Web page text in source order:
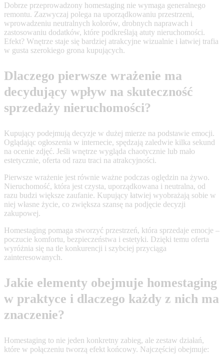
Dobrze przeprowadzony homestaging nie wymaga generalnego
remontu. Zazwyczaj polega na uporządkowaniu przestrzeni,
wprowadzeniu neutralnych kolorów, drobnych naprawach i
zastosowaniu dodatków, które podkreślają atuty nieruchomości.
Efekt? Wnętrze staje się bardziej atrakcyjne wizualnie i łatwiej trafia
w gusta szerokiego grona kupujących.
Dlaczego pierwsze wrażenie ma
decydujący wpływ na skuteczność
sprzedaży nieruchomości?
Kupujący podejmują decyzje w dużej mierze na podstawie emocji.
Oglądając ogłoszenia w internecie, spędzają zaledwie kilka sekund
na ocenie zdjęć. Jeśli wnętrze wygląda chaotycznie lub mało
estetycznie, oferta od razu traci na atrakcyjności.
Pierwsze wrażenie jest równie ważne podczas oględzin na żywo.
Nieruchomość, która jest czysta, uporządkowana i neutralna, od
razu budzi większe zaufanie. Kupujący łatwiej wyobrażają sobie w
niej własne życie, co zwiększa szansę na podjęcie decyzji
zakupowej.
Homestaging pomaga stworzyć przestrzeń, która sprzedaje emocje –
poczucie komfortu, bezpieczeństwa i estetyki. Dzięki temu oferta
wyróżnia się na tle konkurencji i szybciej przyciąga
zainteresowanych.
Jakie elementy obejmuje homestaging
w praktyce i dlaczego każdy z nich ma
znaczenie?
Homestaging to nie jeden konkretny zabieg, ale zestaw działań,
które w połączeniu tworzą efekt końcowy. Najczęściej obejmuje: